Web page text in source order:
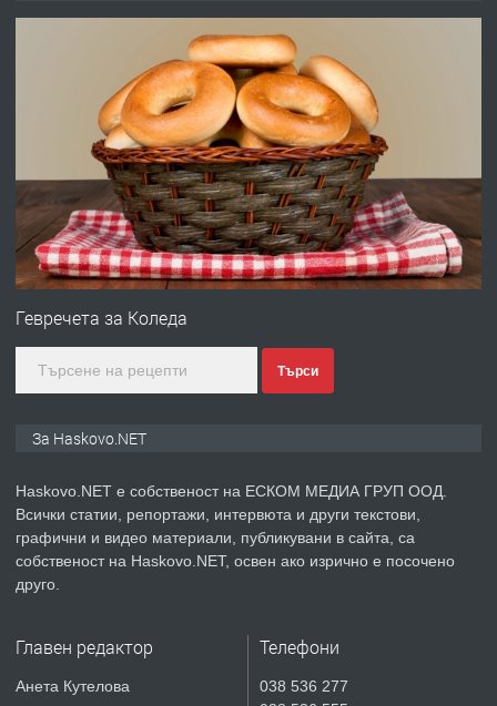
№4120 Магазин/Офис под наем в кв.
Любен Каравелов, Хасково-близо до
градската градина!
преди 2 дни
ПРЕДЛАГА
ПРОСТОРЕН ТРИСТАЕН
КУБА
преди 3 дни
ПРЕДЛАГА СГЛОБЯВАНЕ НА МЕБЕЛИ.
Гевречета за Коледа
Търси
За Haskovo.NET
Haskovo.NET е собственост на ЕСКОМ МЕДИА ГРУП ООД.
Всички статии, репортажи, интервюта и други текстови,
графични и видео материали, публикувани в сайта, са
собственост на Haskovo.NET, освен ако изрично е посочено
друго.
Главен редактор
Анета Кутелова
Телефони
038 536 277